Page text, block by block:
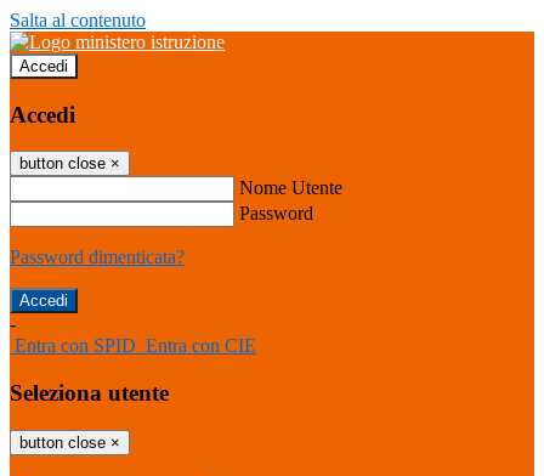
Salta al contenuto
Accedi
Accedi
button close ×
Nome Utente
Password
Password dimenticata?
-
Entra con SPID Entra con CIE
Seleziona utente
button close ×